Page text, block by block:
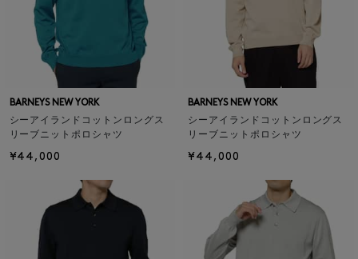
BARNEYS NEW YORK
シーアイランドコットンロングス
リーブニットポロシャツ
¥44,000
BARNEYS NEW YORK
シーアイランドコットンロングス
リーブニットポロシャツ
¥44,000